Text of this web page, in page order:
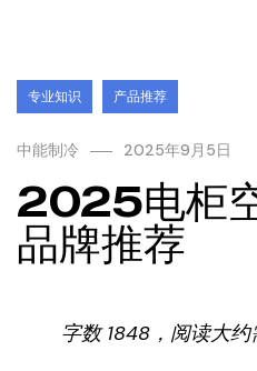
专业知识 产品推荐
中能制冷 2025年9月5日
2025电柜
品牌推荐
字数 1848，阅读大约